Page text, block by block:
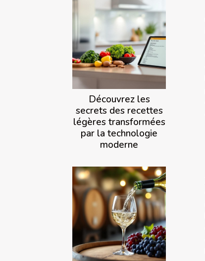
Découvrez les
secrets des recettes
légères transformées
par la technologie
moderne